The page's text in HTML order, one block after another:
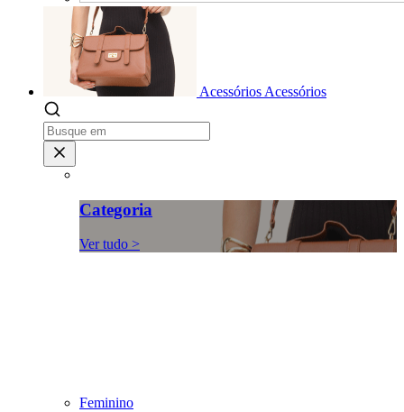
Acessórios Acessórios
Categoria
Ver tudo >
Feminino